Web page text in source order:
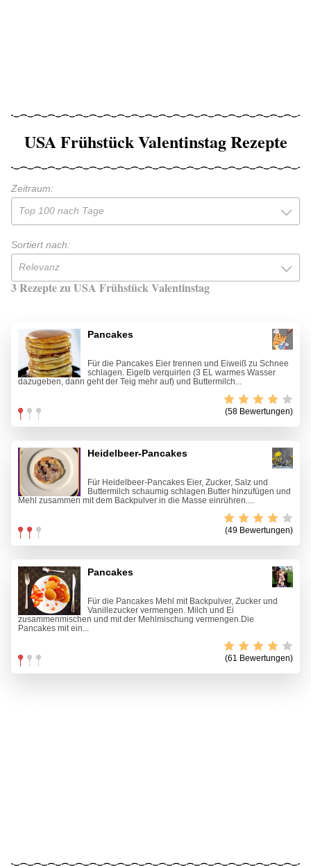
USA Frühstück Valentinstag Rezepte
Zeitraum:
Top 100 nach Tage
Sortiert nach:
Relevanz
3 Rezepte zu USA Frühstück Valentinstag
Pancakes
Für die Pancakes Eier trennen und Eiweiß zu Schnee
schlagen. Eigelb verquirlen (3 EL warmes Wasser
dazugeben, dann geht der Teig mehr auf) und Buttermilch...
(58 Bewertungen)
Heidelbeer-Pancakes
Für Heidelbeer-Pancakes Eier, Zucker, Salz und
Buttermilch schaumig schlagen.Butter hinzufügen und
Mehl zusammen mit dem Backpulver in die Masse einrühren....
(49 Bewertungen)
Pancakes
Für die Pancakes Mehl mit Backpulver, Zucker und
Vanillezucker vermengen. Milch und Ei
zusammenmischen und mit der Mehlmischung vermengen.Die
Pancakes mit ein...
(61 Bewertungen)